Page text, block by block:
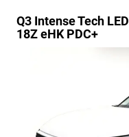
Q3 Intense Tech
18Z eHK PDC+